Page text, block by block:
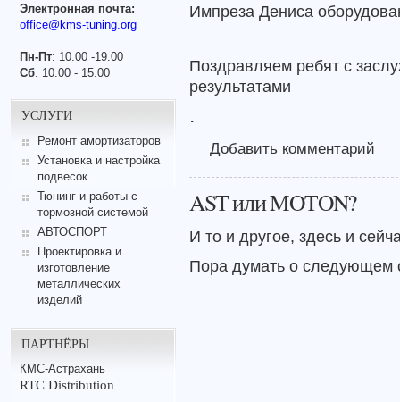
Электронная почта:
office@kms-tuning.org
Пн-Пт: 10.00 -19.00
Сб: 10.00 - 15.00
УСЛУГИ
Ремонт амортизаторов
Установка и настройка
подвесок
Тюнинг и работы с
тормозной системой
АВТОСПОРТ
Проектировка и
изготовление
металлических
изделий
ПАРТНЁРЫ
КМС-Астрахань
RTC Distribution
Импреза Дениса
Поздравляем ребят с
результатами
.
Добавить комментарий
AST или MOTON?
И то и другое, здесь и
Пора думать о следующем